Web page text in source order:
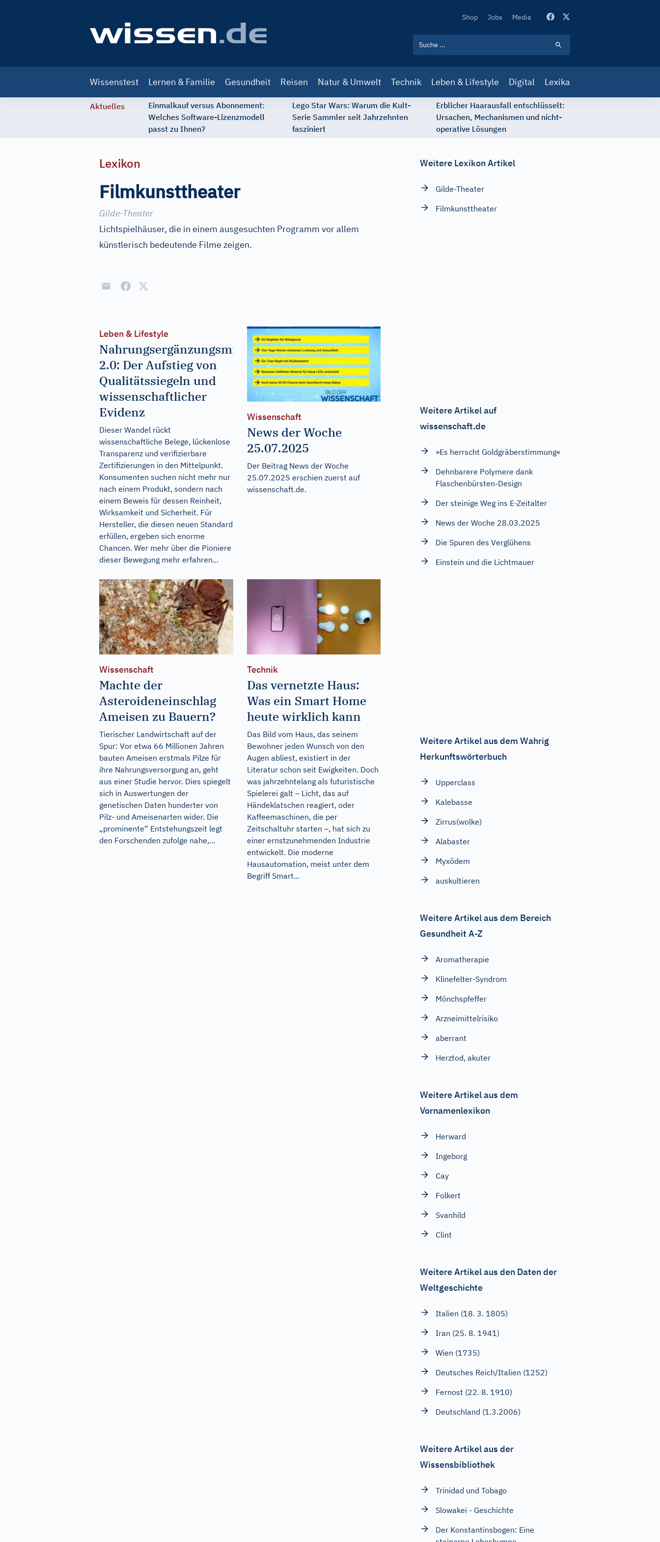
Secondary
Shop Jobs Media
navigation
Wissenstest Lernen & Familie Gesundheit Reisen Natur & Umwelt Technik Leben & Lifestyle Digital Lexika
Aktuelles
Einmalkauf versus Abonnement:
Welches Software-Lizenzmodell
passt zu Ihnen?
Lego Star Wars: Warum die Kult-
Serie Sammler seit Jahrzehnten
fasziniert
Erblicher Haarausfall entschlüsselt:
Ursachen, Mechanismen und nicht-
operative Lösungen
Lexikon
Filmkunsttheater
Gilde-Theater
Lichtspielhäuser, die in einem ausgesuchten Programm vor allem
künstlerisch bedeutende Filme zeigen.
Leben & Lifestyle
Nahrungsergänzungsmittel
2.0: Der Aufstieg von
Qualitätssiegeln und
wissenschaftlicher
Evidenz
Dieser Wandel rückt
wissenschaftliche Belege, lückenlose
Transparenz und verifizierbare
Zertifizierungen in den Mittelpunkt.
Konsumenten suchen nicht mehr nur
nach einem Produkt, sondern nach
einem Beweis für dessen Reinheit,
Wirksamkeit und Sicherheit. Für
Hersteller, die diesen neuen Standard
erfüllen, ergeben sich enorme
Chancen. Wer mehr über die Pioniere
dieser Bewegung mehr erfahren...
Wissenschaft
News der Woche
25.07.2025
Der Beitrag News der Woche
25.07.2025 erschien zuerst auf
wissenschaft.de.
Wissenschaft
Machte der
Asteroideneinschlag
Ameisen zu Bauern?
Tierischer Landwirtschaft auf der
Spur: Vor etwa 66 Millionen Jahren
bauten Ameisen erstmals Pilze für
ihre Nahrungsversorgung an, geht
aus einer Studie hervor. Dies spiegelt
sich in Auswertungen der
genetischen Daten hunderter von
Pilz- und Ameisenarten wider. Die
„prominente“ Entstehungszeit legt
den Forschenden zufolge nahe,...
Technik
Das vernetzte Haus:
Was ein Smart Home
heute wirklich kann
Das Bild vom Haus, das seinem
Bewohner jeden Wunsch von den
Augen abliest, existiert in der
Literatur schon seit Ewigkeiten. Doch
was jahrzehntelang als futuristische
Spielerei galt – Licht, das auf
Händeklatschen reagiert, oder
Kaffeemaschinen, die per
Zeitschaltuhr starten –, hat sich zu
einer ernstzunehmenden Industrie
entwickelt. Die moderne
Hausautomation, meist unter dem
Begriff Smart...
Weitere Lexikon Artikel
Gilde-Theater
Filmkunsttheater
Weitere Artikel auf
wissenschaft.de
»Es herrscht Goldgräberstimmung«
Dehnbarere Polymere dank
Flaschenbürsten-Design
Der steinige Weg ins E-Zeitalter
News der Woche 28.03.2025
Die Spuren des Verglühens
Einstein und die Lichtmauer
Weitere Artikel aus dem Wahrig
Herkunftswörterbuch
Upperclass
Kalebasse
Zirrus(wolke)
Alabaster
Myxödem
auskultieren
Weitere Artikel aus dem Bereich
Gesundheit A-Z
Aromatherapie
Klinefelter-Syndrom
Mönchspfeffer
Arzneimittelrisiko
aberrant
Herztod, akuter
Weitere Artikel aus dem
Vornamenlexikon
Herward
Ingeborg
Cay
Folkert
Svanhild
Clint
Weitere Artikel aus den Daten der
Weltgeschichte
Italien (18. 3. 1805)
Iran (25. 8. 1941)
Wien (1735)
Deutsches Reich/Italien (1252)
Fernost (22. 8. 1910)
Deutschland (1.3.2006)
Weitere Artikel aus der
Wissensbibliothek
Trinidad und Tobago
Slowakei - Geschichte
Der Konstantinsbogen: Eine